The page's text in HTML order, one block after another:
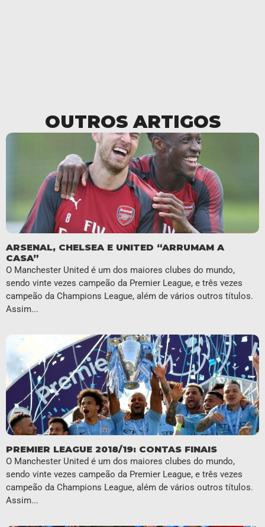
OUTROS ARTIGOS
ARSENAL, CHELSEA E UNITED “ARRUMAM A
CASA”
O Manchester United é um dos maiores clubes do mundo,
sendo vinte vezes campeão da Premier League, e três vezes
campeão da Champions League, além de vários outros títulos.
Assim...
PREMIER LEAGUE 2018/19: CONTAS FINAIS
O Manchester United é um dos maiores clubes do mundo,
sendo vinte vezes campeão da Premier League, e três vezes
campeão da Champions League, além de vários outros títulos.
Assim...